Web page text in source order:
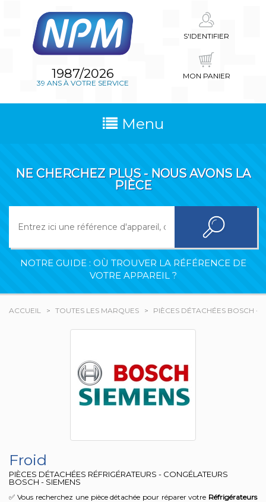
1987/2026
39 ANS À VOTRE SERVICE
S'IDENTIFIER
MON PANIER
Menu
NE CHERCHEZ PLUS - NOUS AVONS LA
PIÈCE
NOTRE GUIDE : OÙ TROUVER LA RÉFÉRENCE DE
VOTRE APPAREIL ?
ACCUEIL TOUTES LES MARQUES PIÈCES DÉTACHÉES BOSCH -
Froid
PIÈCES DÉTACHÉES RÉFRIGÉRATEURS - CONGÉLATEURS
BOSCH - SIEMENS
✅ Vous recherchez une pièce détachée pour réparer votre Réfrigérateurs